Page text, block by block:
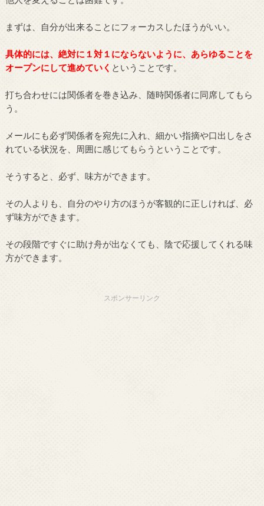
まずは、自分が出来ることにフォーカスしたほうがいい。
具体的には、絶対に１対１にならないように、あらゆることを
オープンにして進めていく ということです。
打ち合わせには関係者を巻き込み、随時関係者に同席してもら
う。
メールにも必ず関係者を宛先に入れ、細かい指摘や口出しをさ
れている状況を、周囲に感じてもらうということです。
そうすると、必ず、味方ができます。
その人よりも、自分のやり方のほうが客観的に正しければ、必
ず味方ができます。
その段階ですぐに助け舟が出なくても、陰で応援してくれる味
方ができます。
スポンサーリンク